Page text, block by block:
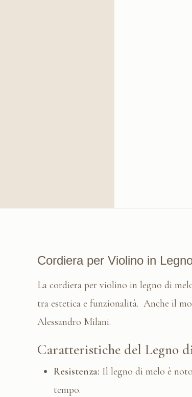
Cordiera per Violino in
La cordiera per violino in legno di
tra estetica e funzionalità. Anche il
Alessandro Milani.
Caratteristiche del Legno
Resistenza: Il legno di melo è
tempo.